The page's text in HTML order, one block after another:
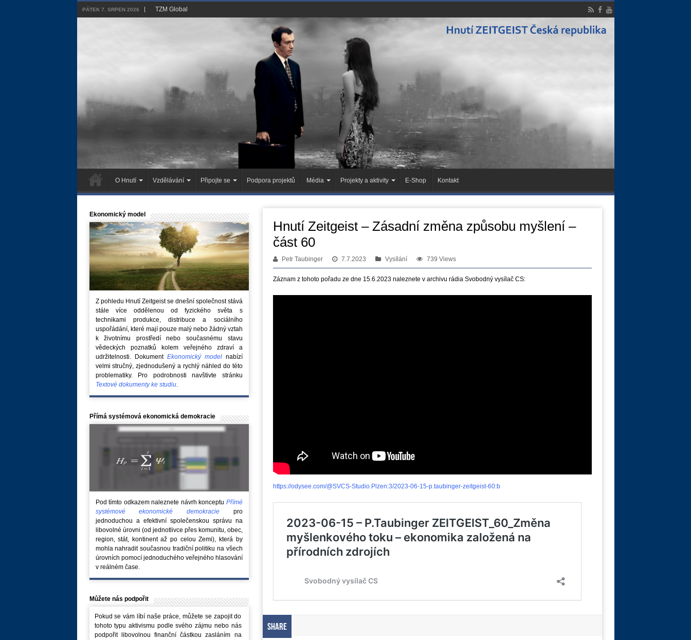
PÁTEK 7. SRPEN 2026 TZM Global
O Hnutí Vzdělávání Připojte se Podpora projektů Média Projekty a aktivity E-Shop Kontakt
Hnutí Zeitgeist – Zásadní změna způsobu myšlení –
část 60
Petr Taubinger 7.7.2023 Vysílání 739 Views
Záznam z tohoto pořadu ze dne 15.6.2023 naleznete v archivu rádia Svobodný vysílač CS:
https://odysee.com/@SVCS-Studio.Plzen:3/2023-06-15-p.taubinger-zeitgeist-60:b
Share
Ekonomický model
Z pohledu Hnutí Zeitgeist se dnešní společnost stává
stále více oddělenou od fyzického světa s
technikami produkce, distribuce a sociálního
uspořádání, které mají pouze malý nebo žádný vztah
k životnímu prostředí nebo současnému stavu
vědeckých poznatků kolem veřejného zdraví a
udržitelnosti. Dokument Ekonomický modelnabízí
velmi stručný, zjednodušený a rychlý náhled do této
problematiky. Pro podrobnosti navštivte stránku
Textové dokumenty ke studiu.
Přímá systémová ekonomická demokracie
Pod tímto odkazem naleznete návrh konceptu Přímé
systémové ekonomické demokracie pro
jednoduchou a efektivní společenskou správu na
libovolné úrovni (od jednotlivce přes komunitu, obec,
region, stát, kontinent až po celou Zemi), která by
mohla nahradit současnou tradiční politiku na všech
úrovních pomocí jednoduchého veřejného hlasování
v reálném čase.
Můžete nás podpořit
Pokud se vám líbí naše práce, můžete se zapojit do
tohoto typu aktivismu podle svého zájmu nebo nás
podpořit libovolnou finanční částkou zasláním na